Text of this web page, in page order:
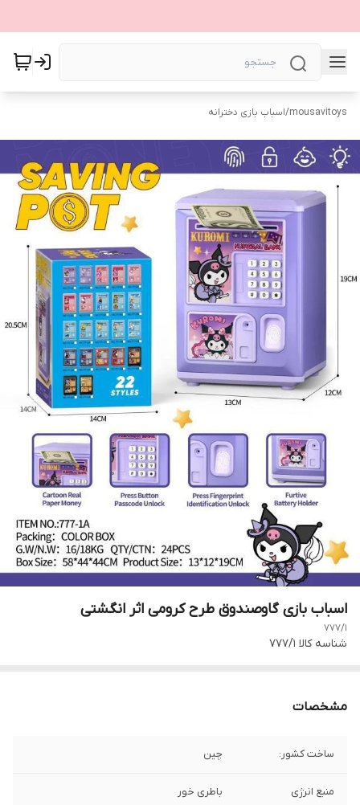
mousavitoys
/اسباب بازی دخترانه
اسباب بازی گاوصندوق طرح کرومی اثر انگشتی
777/1
شناسه کالا 777/1
مشخصات
ساخت کشور: چین
منبع انرژی باطری خور